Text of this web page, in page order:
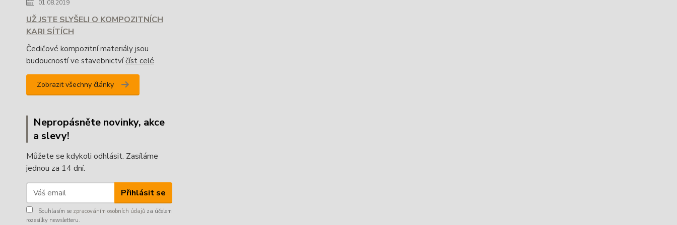
01.08.2019
UŽ JSTE SLYŠELI O KOMPOZITNÍCH
KARI SÍTÍCH
Čedičové kompozitní materiály jsou
budoucností ve stavebnictvíčíst celé
Zobrazit všechny články
Nepropásněte novinky, akce
a slevy!
Můžete se kdykoli odhlásit. Zasíláme
jednou za 14 dní.
Přihlásit se
Souhlasím se zpracováním osobních údajů za účelem
rozesílky newsletteru.